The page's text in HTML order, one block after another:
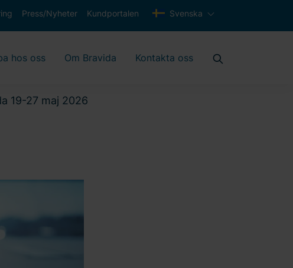
Press/Nyheter Kundportalen Svenska
hos oss Om Bravida Kontakta oss
19-27 maj 2026